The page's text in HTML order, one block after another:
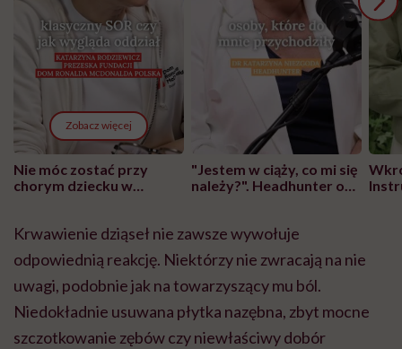
Zobacz więcej
Nie móc zostać przy
chorym dziecku w
może chyba tylko
głupota i brak
wyobraźni"
"Jestem w ciąży, co mi się
należy?". Headhunter o
pracy
Krwawienie dziąseł nie zawsze wywołuje
odpowiednią reakcję. Niektórzy nie zwracają na nie
uwagi, podobnie jak na towarzyszący mu ból.
Niedokładnie usuwana płytka nazębna, zbyt mocne
szczotkowanie zębów czy niewłaściwy dobór